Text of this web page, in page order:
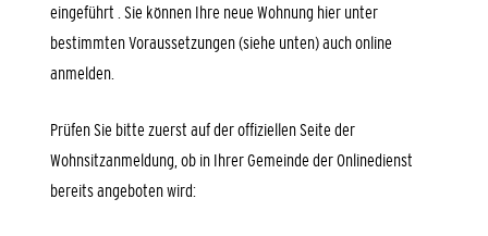
eingeführt . Sie können Ihre neue Wohnung hier unter
bestimmten Voraussetzungen (siehe unten) auch online
anmelden.
Prüfen Sie bitte zuerst auf der offiziellen Seite der
Wohnsitzanmeldung, ob in Ihrer Gemeinde der Onlinedienst
bereits angeboten wird: